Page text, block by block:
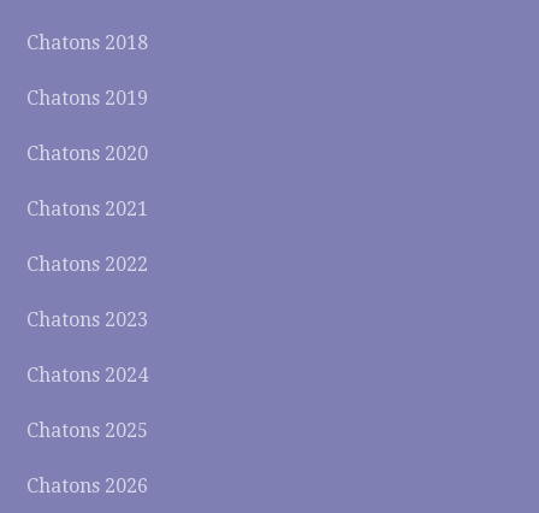
Chatons 2018
Chatons 2019
Chatons 2020
Chatons 2021
Chatons 2022
Chatons 2023
Chatons 2024
Chatons 2025
Chatons 2026